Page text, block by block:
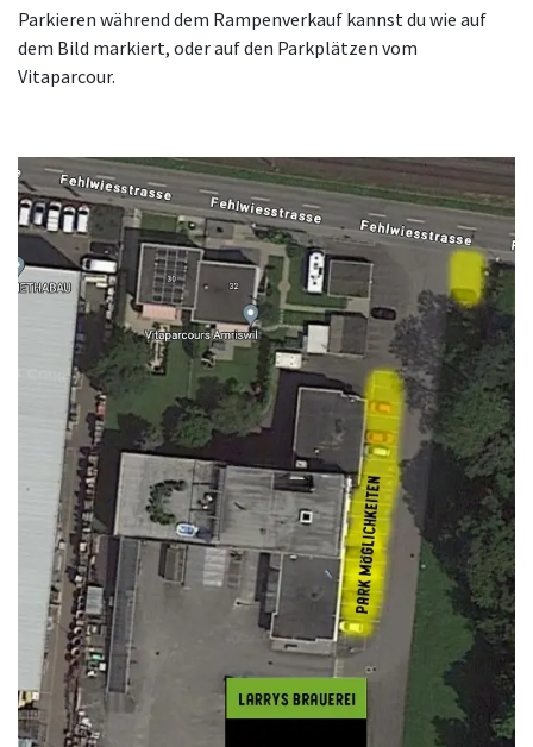
Parkieren während dem Rampenverkauf kannst du wie auf
dem Bild markiert, oder auf den Parkplätzen vom
Vitaparcour.